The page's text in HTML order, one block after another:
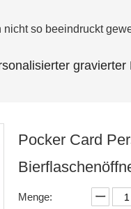
nicht so beeindruckt
gravierter
Pocker Card
Menge: